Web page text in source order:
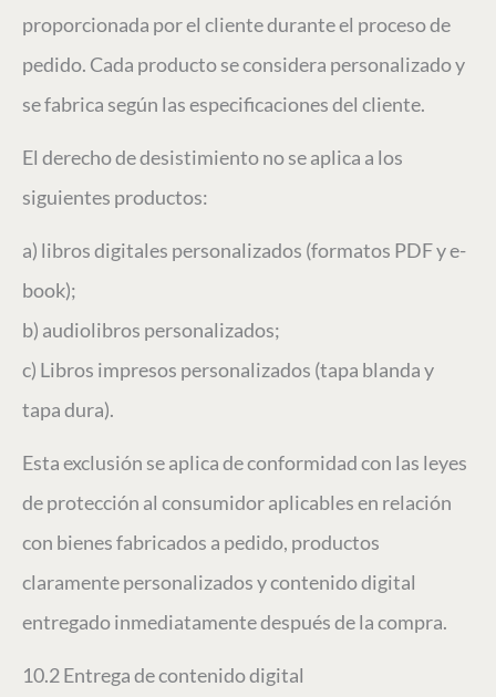
proporcionada por el cliente durante el proceso de
pedido. Cada producto se considera personalizado y
se fabrica según las especificaciones del cliente.
El derecho de desistimiento no se aplica a los
siguientes productos:
a) libros digitales personalizados (formatos PDF y e-
book);
b) audiolibros personalizados;
c) Libros impresos personalizados (tapa blanda y
tapa dura).
Esta exclusión se aplica de conformidad con las leyes
de protección al consumidor aplicables en relación
con bienes fabricados a pedido, productos
claramente personalizados y contenido digital
entregado inmediatamente después de la compra.
10.2 Entrega de contenido digital